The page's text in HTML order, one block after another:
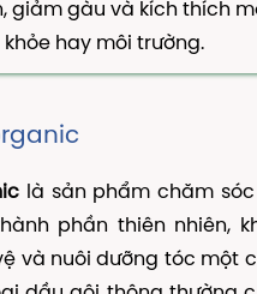
giảm gàu và kích thích
hay môi trường.
là sản phẩm chăm
phần thiên nhiên,
và nuôi dưỡng tóc một